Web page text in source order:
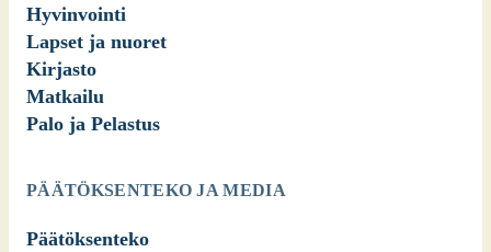
Hyvinvointi
Lapset ja nuoret
Kirjasto
Matkailu
Palo ja Pelastus
PÄÄTÖKSENTEKO JA MEDIA
Päätöksenteko